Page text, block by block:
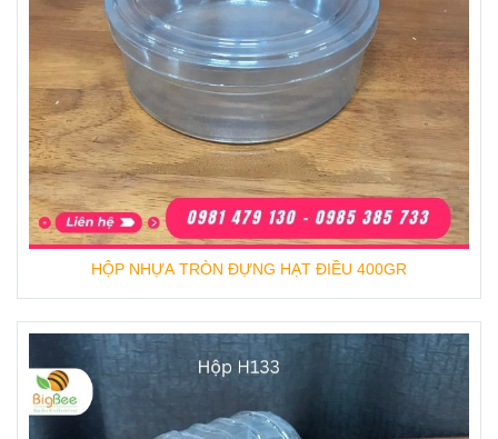
Mua hộp nhựa H30 chất lượng tại Bao Bì
Thu Hồng
Nếu bạn đang tìm nguồn cung cấp hộp nhựa
trong suốt H30 giá sỉ – chất lượng – giao hàng
toàn quốc, hãy liên hệ Bao Bì Thu Hồng.
Chúng tôi cam kết:
Giá tận xưởng, cạnh tranh nhất thị
trường
Hàng chính hãng, đạt chuẩn an toàn thực
phẩm
HỘP NHỰA TRÒN ĐỰNG HẠT ĐIỀU 400GR